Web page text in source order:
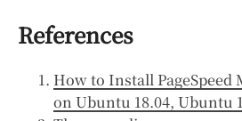
References
How to Install
on Ubuntu 18.04, Ubuntu